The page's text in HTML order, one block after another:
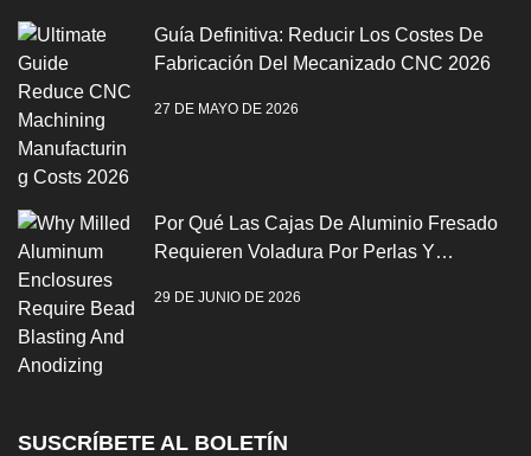
Guía Definitiva: Reducir Los Costes De
Fabricación Del Mecanizado CNC 2026
27 DE MAYO DE 2026
Por Qué Las Cajas De Aluminio Fresado
Requieren Voladura Por Perlas Y
29 DE JUNIO DE 2026
SUSCRÍBETE AL BOLETÍN